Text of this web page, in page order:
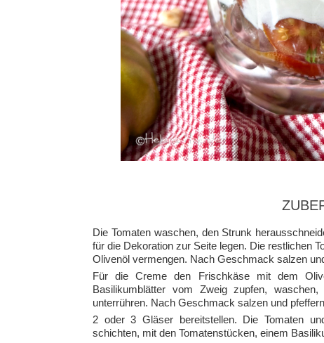
Die Tomaten waschen, den Strunk
für die Dekoration zur Seite legen. Die restlichen
Olivenöl vermengen. Nach Geschmack salzen
Für die Creme den Frischkäse mit dem
Basilikumblätter vom Zweig zupfen,
unterrühren. Nach Geschmack salzen und
2 oder 3 Gläser bereitstellen. Die Tomaten
schichten, mit den Tomatenstücken, einem